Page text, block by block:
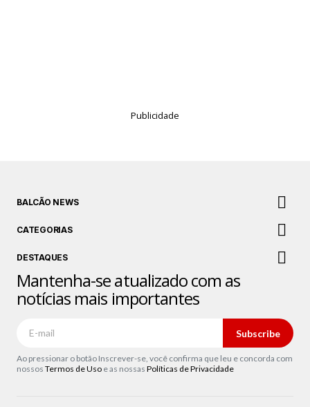
Publicidade
BALCÃO NEWS
CATEGORIAS
DESTAQUES
Mantenha-se atualizado com as
notícias mais importantes
Subscribe
Ao pressionar o botão Inscrever-se, você confirma que leu e concorda com
nossos Termos de Uso e as nossas Políticas de Privacidade